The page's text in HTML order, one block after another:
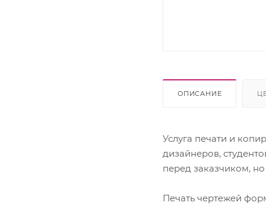
ОПИСАНИЕ
Услуга печати и
дизайнеров,
перед заказчиком,
Печать чертежей